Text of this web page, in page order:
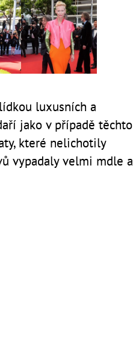
luxusních a
jako v případě těchto
které nelichotily
vypadaly velmi mdle a